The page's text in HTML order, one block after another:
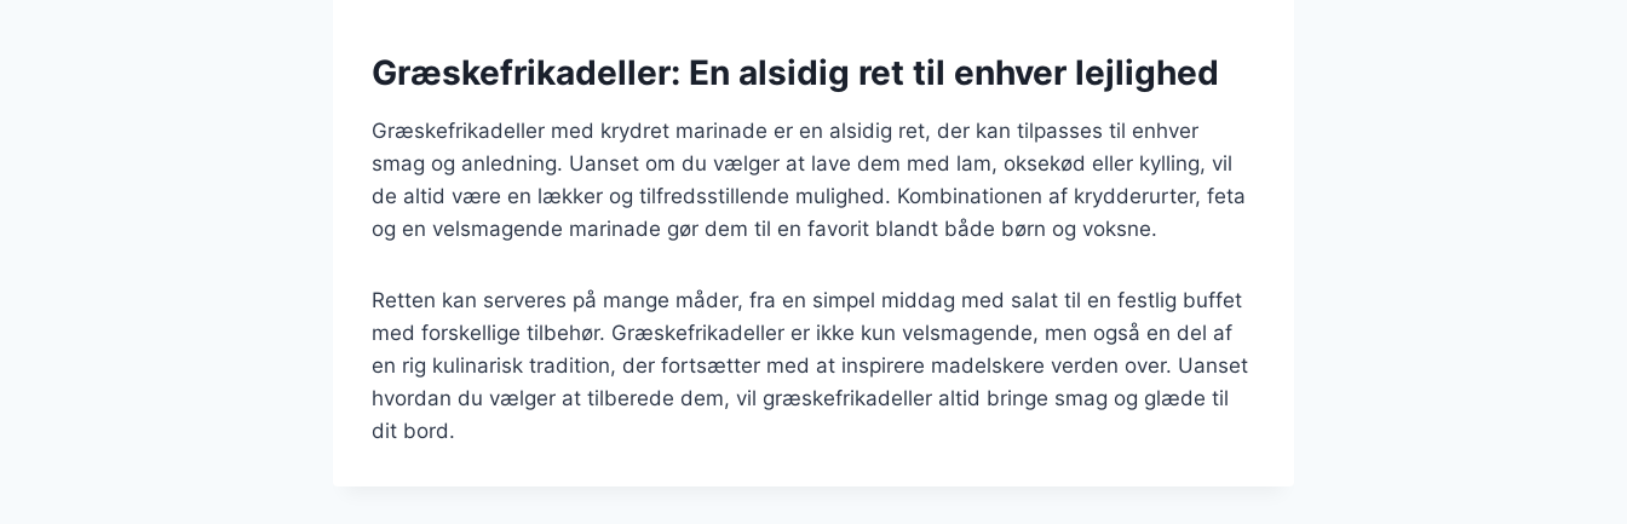
Græskefrikadeller: En alsidig ret til enhver lejlighed
Græskefrikadeller med krydret marinade er en alsidig ret, der kan tilpasses til enhver
smag og anledning. Uanset om du vælger at lave dem med lam, oksekød eller kylling, vil
de altid være en lækker og tilfredsstillende mulighed. Kombinationen af krydderurter, feta
og en velsmagende marinade gør dem til en favorit blandt både børn og voksne.
Retten kan serveres på mange måder, fra en simpel middag med salat til en festlig buffet
med forskellige tilbehør. Græskefrikadeller er ikke kun velsmagende, men også en del af
en rig kulinarisk tradition, der fortsætter med at inspirere madelskere verden over. Uanset
hvordan du vælger at tilberede dem, vil græskefrikadeller altid bringe smag og glæde til
dit bord.